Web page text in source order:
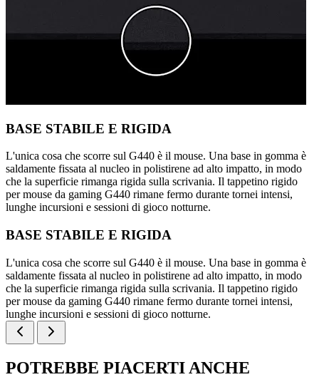
BASE STABILE E RIGIDA
L'unica cosa che scorre sul G440 è il mouse. Una base in gomma è
saldamente fissata al nucleo in polistirene ad alto impatto, in modo
che la superficie rimanga rigida sulla scrivania. Il tappetino rigido
per mouse da gaming G440 rimane fermo durante tornei intensi,
lunghe incursioni e sessioni di gioco notturne.
BASE STABILE E RIGIDA
L'unica cosa che scorre sul G440 è il mouse. Una base in gomma è
saldamente fissata al nucleo in polistirene ad alto impatto, in modo
che la superficie rimanga rigida sulla scrivania. Il tappetino rigido
per mouse da gaming G440 rimane fermo durante tornei intensi,
lunghe incursioni e sessioni di gioco notturne.
POTREBBE PIACERTI ANCHE